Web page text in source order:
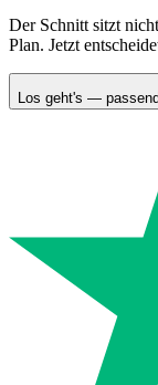
Der Schnitt sitzt
Plan. Jetzt
Los geht's —